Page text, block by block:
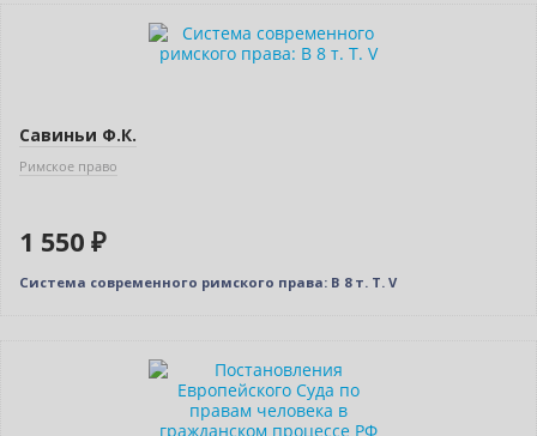
Савиньи Ф.К.
Римское право
1 550 ₽
Система современного римского права: В 8 т. Т. V